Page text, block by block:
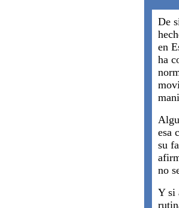
De
en
ha
esa
su
no
Y si